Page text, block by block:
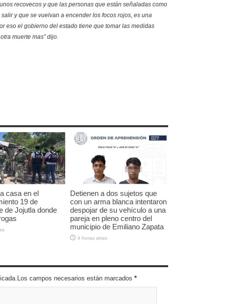
recovecos y que las personas que están señaladas como
y que se vuelvan a encender los focos rojos, es una
eso el gobierno del estado tiene que tomar las medidas
muerte mas” dijo.
casa en el
19 de
de Jojutla donde
Detienen a dos sujetos que
con un arma blanca intentaron
despojar de su vehículo a una
pareja en pleno centro del
municipio de Emiliano Zapata
4 horas atras
campos necesarios están marcados *